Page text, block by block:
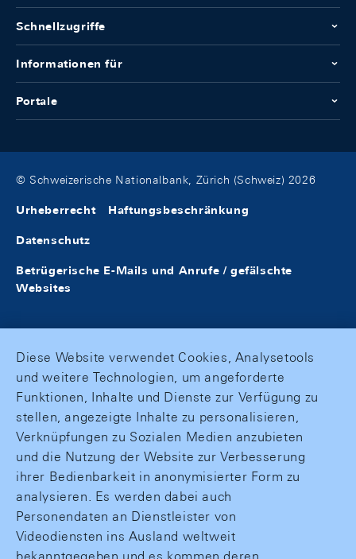
Schnellzugriffe
Informationen für
Portale
© Schweizerische Nationalbank, Zürich (Schweiz) 2026
Urheberrecht Haftungsbeschränkung
Datenschutz
Betrügerische E-Mails und Anrufe / gefälschte
Websites
Diese Website verwendet Cookies, Analysetools
und weitere Technologien, um angeforderte
Funktionen, Inhalte und Dienste zur Verfügung zu
stellen, angezeigte Inhalte zu personalisieren,
Verknüpfungen zu Sozialen Medien anzubieten
und die Nutzung der Website zur Verbesserung
ihrer Bedienbarkeit in anonymisierter Form zu
analysieren. Es werden dabei auch
Personendaten an Dienstleister von
Videodiensten ins Ausland weltweit